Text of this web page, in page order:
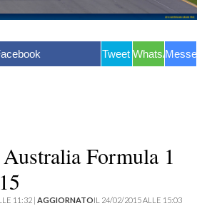
Tweet WhatsApp
Formula 1
11:32 | AGGIORNATOIL 24/02/2015 ALLE 15:03